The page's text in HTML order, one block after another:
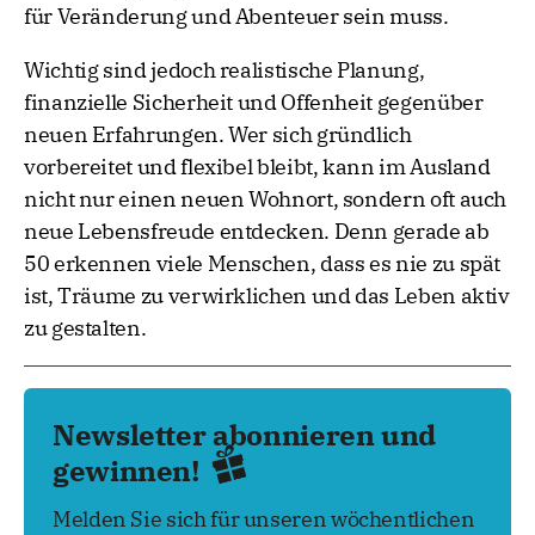
für Veränderung und Abenteuer sein muss.
Wichtig sind jedoch realistische Planung,
finanzielle Sicherheit und Offenheit gegenüber
neuen Erfahrungen. Wer sich gründlich
vorbereitet und flexibel bleibt, kann im Ausland
nicht nur einen neuen Wohnort, sondern oft auch
neue Lebensfreude entdecken. Denn gerade ab
50 erkennen viele Menschen, dass es nie zu spät
ist, Träume zu verwirklichen und das Leben aktiv
zu gestalten.
Newsletter abonnieren und
gewinnen!
Melden Sie sich für unseren wöchentlichen